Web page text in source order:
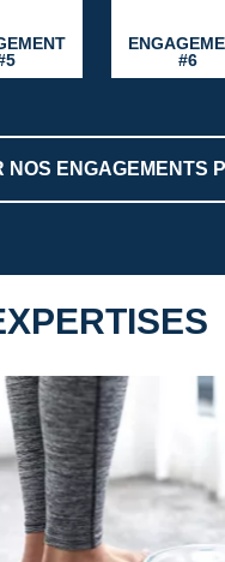
#6
NOS ENGAGEMENTS